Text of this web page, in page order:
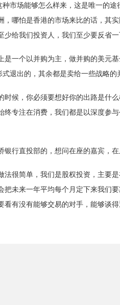
种市场能够怎么样来，这是唯一的
，哪怕是香港的市场来比的话，其
少给我们投资人，我们至少要反省
是一个以并购为主，做并购的美元
退出的，其余都是卖给一些战略的
时候，你必须要想好你的出路是什
终专注在消费，我们都是以深度参
银行直投部的，想问在座的嘉宾，
法很简单，我们是股权投资，主要
把未来一年平均每个月定下来我们
看有没有能够交易的对手，能够谈得